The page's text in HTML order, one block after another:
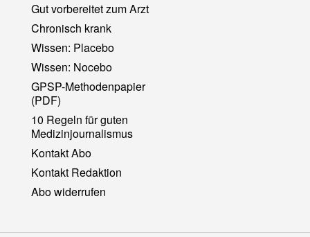
Gut vorbereitet zum Arzt
Chronisch krank
Wissen: Placebo
Wissen: Nocebo
GPSP-Methodenpapier
(PDF)
10 Regeln für guten
Medizinjournalismus
Kontakt Abo
Kontakt Redaktion
Abo widerrufen